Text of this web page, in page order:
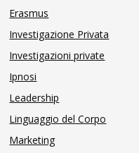
Erasmus
Investigazione Privata
Investigazioni private
Ipnosi
Leadership
Linguaggio del Corpo
Marketing